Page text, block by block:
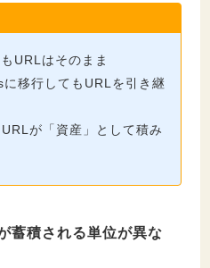
URLはそのまま
移行してもURLを引き継
が「資産」として積み
蓄積される単位が異な